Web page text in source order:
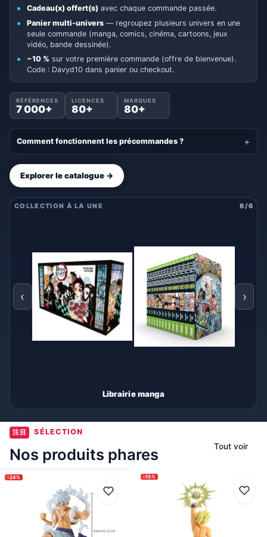
Cadeau(x) offert(s) avec chaque commande passée.
Panier multi-univers — regroupez plusieurs univers en une
seule commande (manga, comics, cinéma, cartoons, jeux
vidéo, bande dessinée).
−10 % sur votre première commande (offre de bienvenue).
Code : Davyd10 dans panier ou checkout.
RÉFÉRENCES
7 000+
LICENCES
80+
MARQUES
80+
Comment fonctionnent les précommandes ?
Explorer le catalogue →
COLLECTION À LA UNE 6/6
‹ ›
Librairie manga
注目 SÉLECTION
Nos produits phares Tout voir
-24% -15%